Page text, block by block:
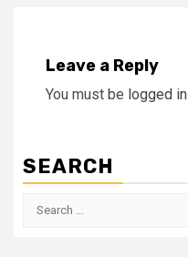
Leave a Reply
You must be logged in
SEARCH
Search